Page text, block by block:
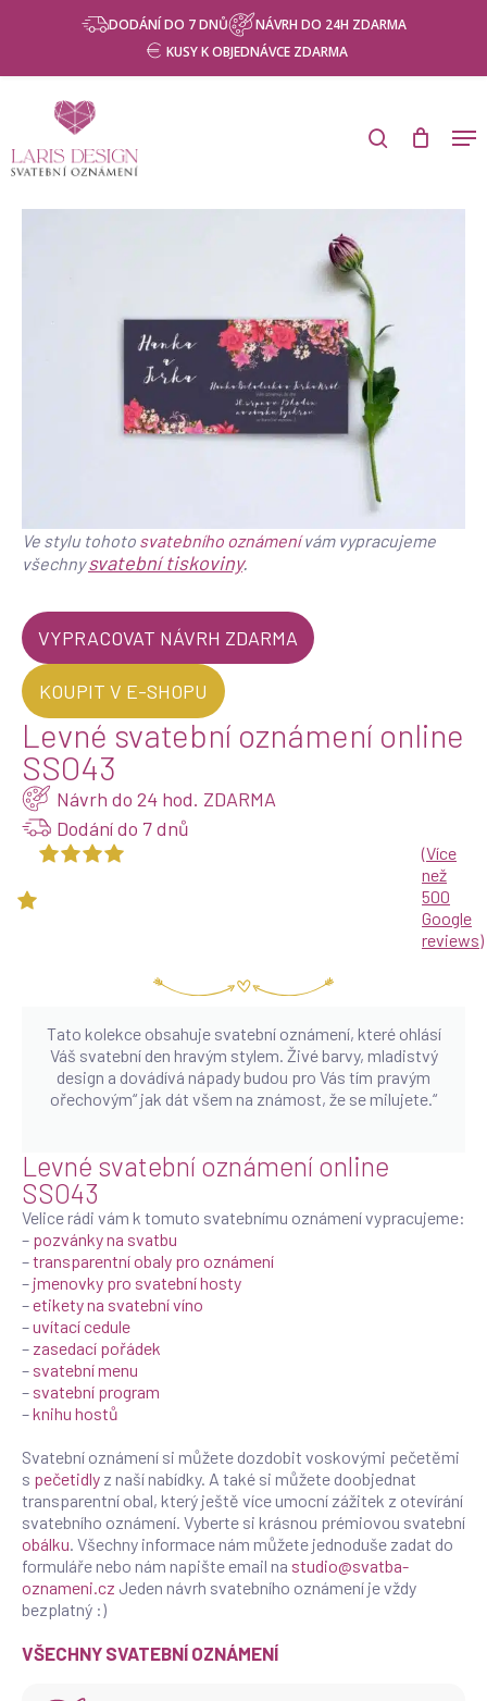
content
DODÁNÍ DO 7 DNŮ
NÁVRH DO 24H ZDARMA
KUSY K OBJEDNÁVCE ZDARMA
Ve stylu tohoto svatebního oznámenívám vypracujeme
všechnysvatební tiskoviny.
VYPRACOVAT NÁVRH ZDARMA
KOUPIT V E-SHOPU
Levné svatební oznámení online
SSO43
Návrh do 24 hod. ZDARMA
Dodání do 7 dnů
(Více
než
500
Google
reviews)
Tato kolekce obsahuje svatební oznámení, které ohlásí
Váš svatební den hravým stylem. Živé barvy, mladistvý
design a dovádívá nápady budou pro Vás tím pravým
ořechovým“ jak dát všem na známost, že se milujete.“
Levné svatební oznámení online
SSO43
Velice rádi vám k tomuto svatebnímu oznámení vypracujeme:
– pozvánky na svatbu
–transparentní obaly pro oznámení
– jmenovky pro svatební hosty
–etikety na svatební víno
–uvítací cedule
– zasedací pořádek
– svatební menu
– svatební program
–knihu hostů
Svatební oznámení si můžete dozdobit voskovými pečetěmi
s pečetidly z naší nabídky. A také si můžete doobjednat
transparentní obal, který ještě více umocní zážitek z otevírání
svatebního oznámení. Vyberte si krásnou prémiovou svatební
obálku . Všechny informace nám můžete jednoduše zadat do
formuláře nebo nám napište email na studio@svatba-
oznameni.cz Jeden návrh svatebního oznámení je vždy
bezplatný :)
VŠECHNY SVATEBNÍ OZNÁMENÍ